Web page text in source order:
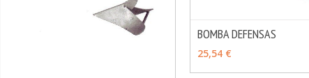
BOMBA DEFENSAS
25,54 €